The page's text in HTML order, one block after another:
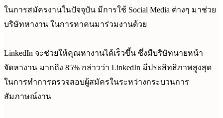
ในการสมัครงานในปัจจุบัน มีการใช้ Social Media ต่างๆ มาช่วย
บริษัทหางาน ในการหาคนมาร่วมงานด้วย
LinkedIn จะช่วยให้คุณหางานได้เร็วขึ้น ซึ่งมีบริษัทนายหน้า
จัดหางาน มากถึง 85% กล่าวว่า LinkedIn มีประสิทธิภาพสูงสุด
ในการทำการตรวจสอบผู้สมัครในระหว่างกระบวนการ
สัมภาษณ์งาน